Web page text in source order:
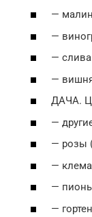
—
—
—
—
ДАЧА.
—
— розы
—
—
—